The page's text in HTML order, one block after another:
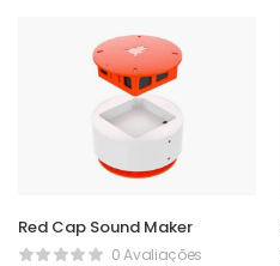
Red Cap Sound Maker
0 Avaliações